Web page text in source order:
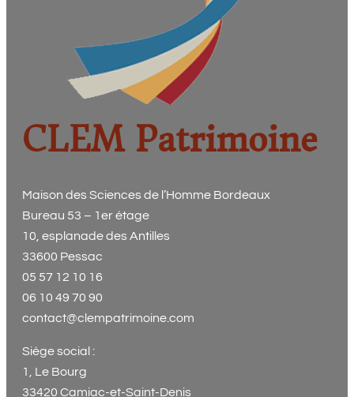
CLEM Patrimoine
Maison des Sciences de l’Homme Bordeaux
Bureau 53 – 1er étage
10, esplanade des Antilles
33600 Pessac
05 57 12 10 16
06 10 49 70 90
contact@clempatrimoine.com
Siège social :
1, Le Bourg
33420 Camiac-et-Saint-Denis